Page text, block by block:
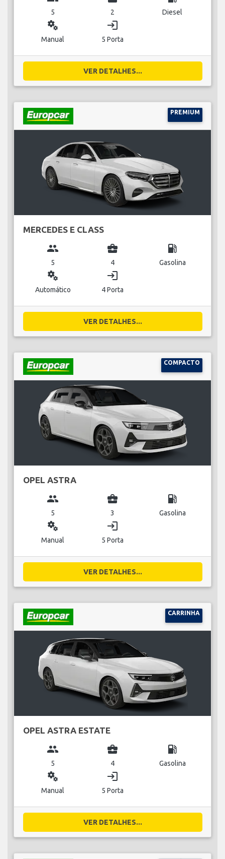
5 2 Diesel
miscellaneous_services
Manual
login
5 Porta
VER DETALHES...
PREMIUM
MERCEDES E CLASS
group
5
business_center
4
local_gas_station
Gasolina
miscellaneous_services
Automático
login
4 Porta
VER DETALHES...
COMPACTO
OPEL ASTRA
group
5
business_center
3
local_gas_station
Gasolina
miscellaneous_services
Manual
login
5 Porta
VER DETALHES...
CARRINHA
OPEL ASTRA ESTATE
group
5
business_center
4
local_gas_station
Gasolina
miscellaneous_services
Manual
login
5 Porta
VER DETALHES...